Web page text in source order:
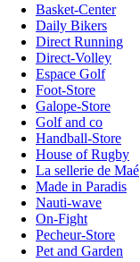
Basket-Center
Daily Bikers
Direct Running
Direct-Volley
Espace Golf
Foot-Store
Galope-Store
Golf and co
Handball-Store
House of Rugby
La sellerie de Maé
Made in Paradis
Nauti-wave
On-Fight
Pecheur-Store
Pet and Garden